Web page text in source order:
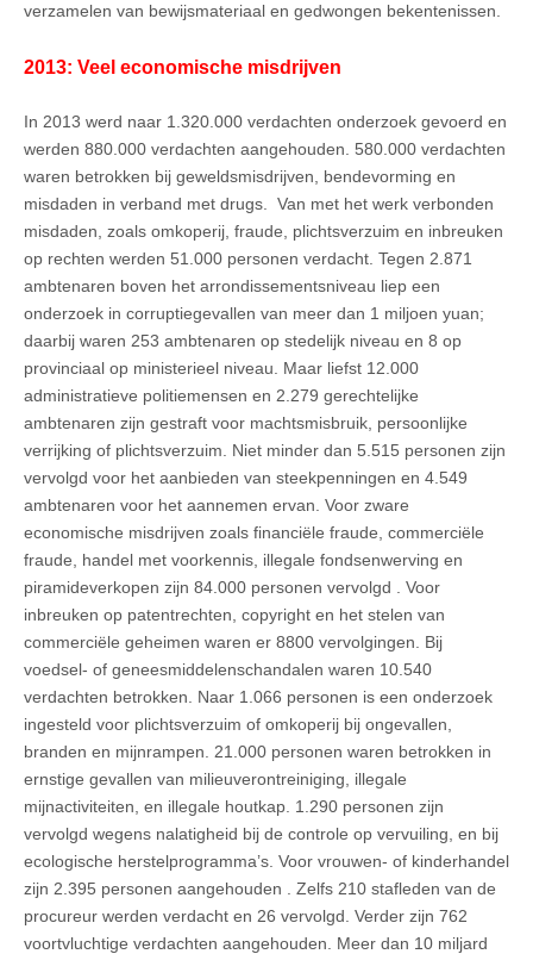
verzamelen van bewijsmateriaal en gedwongen bekentenissen.
2013: Veel economische misdrijven
In 2013 werd naar 1.320.000 verdachten onderzoek gevoerd en
werden 880.000 verdachten aangehouden. 580.000 verdachten
waren betrokken bij geweldsmisdrijven, bendevorming en
misdaden in verband met drugs. Van met het werk verbonden
misdaden, zoals omkoperij, fraude, plichtsverzuim en inbreuken
op rechten werden 51.000 personen verdacht . Tegen 2.871
ambtenaren boven het arrondissementsniveau liep een
onderzoek in corruptiegevallen van meer dan 1 miljoen yuan;
daarbij waren 253 ambtenaren op stedelijk niveau en 8 op
provinciaal op ministerieel niveau. Maar liefst 12.000
administratieve politiemensen en 2.279 gerechtelijke
ambtenaren zijn gestraft voor machtsmisbruik, persoonlijke
verrijking of plichtsverzuim. Niet minder dan 5.515 personen zijn
vervolgd voor het aanbieden van steekpenningen en 4.549
ambtenaren voor het aannemen ervan. Voor zware
economische misdrijven zoals financiële fraude, commerciële
fraude, handel met voorkennis, illegale fondsenwerving en
piramideverkopen zijn 84.000 personen vervolgd
. Voor
inbreuken op patentrechten, copyright en het stelen van
commerciële geheimen waren er 8800 vervolgingen . Bij
voedsel- of geneesmiddelenschandalen waren 10.540
verdachten betrokken . Naar 1.066 personen is een onderzoek
ingesteld voor plichtsverzuim of omkoperij bij ongevallen,
branden en mijnrampen. 21.000 personen waren betrokken in
ernstige gevallen van milieuverontreiniging, illegale
mijnactiviteiten, en illegale houtkap. 1.290 personen zijn
vervolgd wegens nalatigheid bij de controle op vervuiling, en bij
ecologische herstelprogramma’s. Voor vrouwen- of kinderhandel
zijn 2.395 personen aangehouden . Zelfs 210 stafleden van de
procureur werden verdacht en 26 vervolgd. Verder zijn 762
voortvluchtige verdachten aangehouden. Meer dan 10 miljard